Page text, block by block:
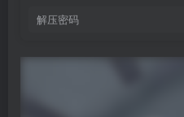
解压密码